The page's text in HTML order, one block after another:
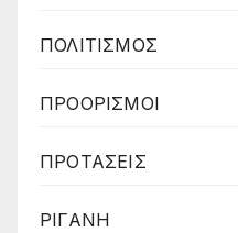
ΠΟΛΙΤΙΣΜΟΣ
ΠΡΟΟΡΙΣΜΟΙ
ΠΡΟΤΑΣΕΙΣ
ΡΙΓΑΝΗ